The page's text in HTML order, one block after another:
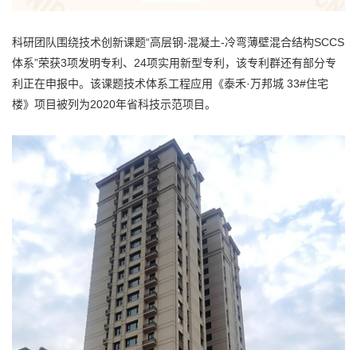
科研团队围绕技术创新课题“高层钢-混凝土-冷弯薄壁混合结构SCCS
体系”荣获3项发明专利、24项实用新型专利，该专利群还有部分专
利正在申报中。该课题技术体系工程应用《泰禾·万邦城 33#住宅
楼》项目被列为2020年省科技示范项目。